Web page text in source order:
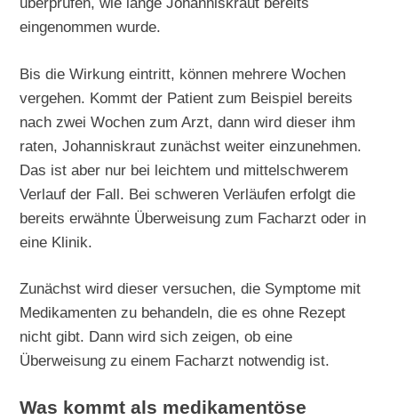
eingenommen wurde.
Bis die Wirkung eintritt, können mehrere Wochen
vergehen. Kommt der Patient zum Beispiel bereits
nach zwei Wochen zum Arzt, dann wird dieser ihm
raten, Johanniskraut zunächst weiter einzunehmen.
Das ist aber nur bei leichtem und mittelschwerem
Verlauf der Fall. Bei schweren Verläufen erfolgt die
bereits erwähnte Überweisung zum Facharzt oder in
eine Klinik.
Zunächst wird dieser versuchen, die Symptome mit
Medikamenten zu behandeln, die es ohne Rezept
nicht gibt. Dann wird sich zeigen, ob eine
Überweisung zu einem Facharzt notwendig ist.
Was kommt als medikamentöse